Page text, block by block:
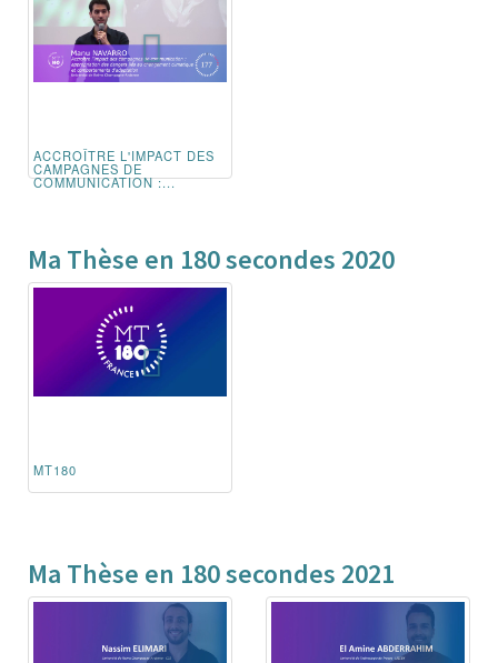
ACCROÎTRE L'IMPACT DES
CAMPAGNES DE
COMMUNICATION :...
Ma Thèse en 180 secondes 2020
MT180
Ma Thèse en 180 secondes 2021